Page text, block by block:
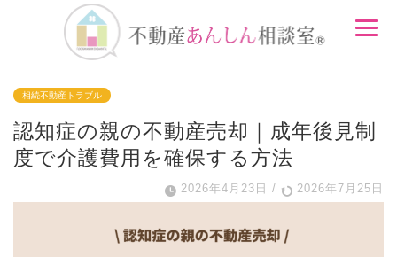
相続不動産トラブル
認知症の親の不動産売却｜成年後見制
度で介護費用を確保する方法
2026年4月23日 / 2026年7月25日